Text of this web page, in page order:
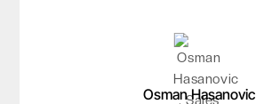
Patrick Cutajar
Managing Director,
„Impossible Cloud ist die
Osman Hasanovic